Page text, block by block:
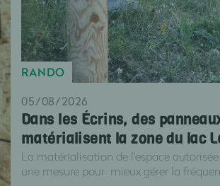
RANDO
05/08/2026
Dans les Écrins, des
matérialisent la zone du lac
La matérialisation de l'espace
une mesure pour mieux gérer la